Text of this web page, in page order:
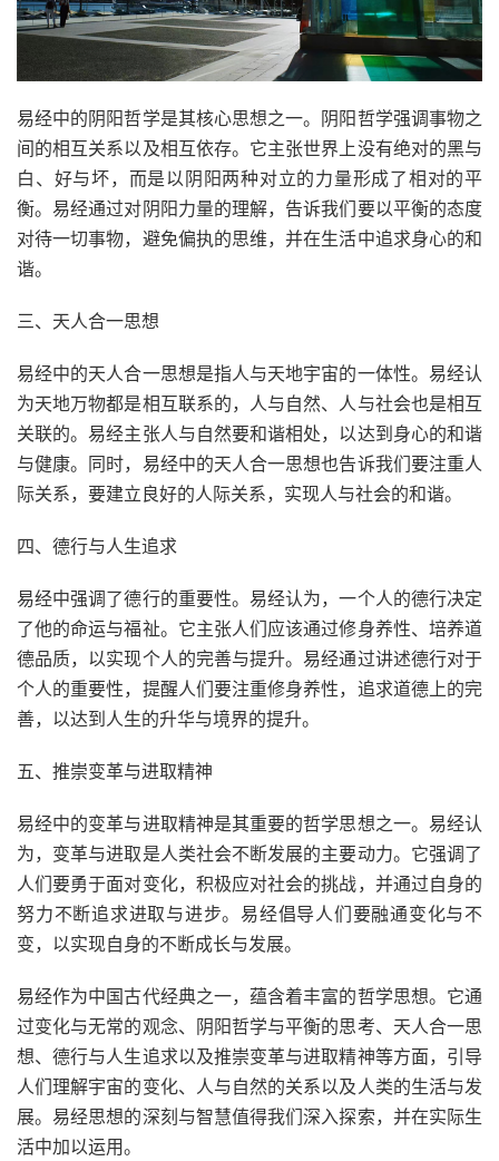
易经中的阴阳哲学是其核心思想之一。阴阳哲学强调事物之
间的相互关系以及相互依存。它主张世界上没有绝对的黑与
白、好与坏，而是以阴阳两种对立的力量形成了相对的平
衡。易经通过对阴阳力量的理解，告诉我们要以平衡的态度
对待一切事物，避免偏执的思维，并在生活中追求身心的和
谐。
三、天人合一思想
易经中的天人合一思想是指人与天地宇宙的一体性。易经认
为天地万物都是相互联系的，人与自然、人与社会也是相互
关联的。易经主张人与自然要和谐相处，以达到身心的和谐
与健康。同时，易经中的天人合一思想也告诉我们要注重人
际关系，要建立良好的人际关系，实现人与社会的和谐。
四、德行与人生追求
易经中强调了德行的重要性。易经认为，一个人的德行决定
了他的命运与福祉。它主张人们应该通过修身养性、培养道
德品质，以实现个人的完善与提升。易经通过讲述德行对于
个人的重要性，提醒人们要注重修身养性，追求道德上的完
善，以达到人生的升华与境界的提升。
五、推崇变革与进取精神
易经中的变革与进取精神是其重要的哲学思想之一。易经认
为，变革与进取是人类社会不断发展的主要动力。它强调了
人们要勇于面对变化，积极应对社会的挑战，并通过自身的
努力不断追求进取与进步。易经倡导人们要融通变化与不
变，以实现自身的不断成长与发展。
易经作为中国古代经典之一，蕴含着丰富的哲学思想。它通
过变化与无常的观念、阴阳哲学与平衡的思考、天人合一思
想、德行与人生追求以及推崇变革与进取精神等方面，引导
人们理解宇宙的变化、人与自然的关系以及人类的生活与发
展。易经思想的深刻与智慧值得我们深入探索，并在实际生
活中加以运用。